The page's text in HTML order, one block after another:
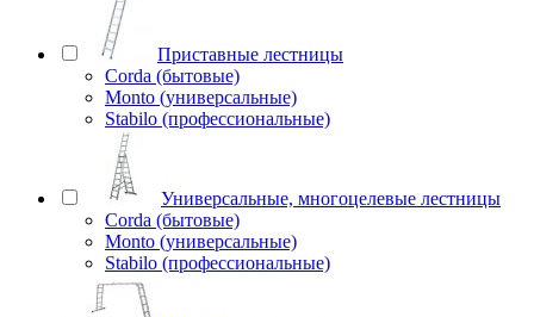
Приставные лестницы
Corda (бытовые)
Monto (универсальные)
Stabilo (профессиональные)
Универсальные, многоцелевые лестницы
Corda (бытовые)
Monto (универсальные)
Stabilo (профессиональные)